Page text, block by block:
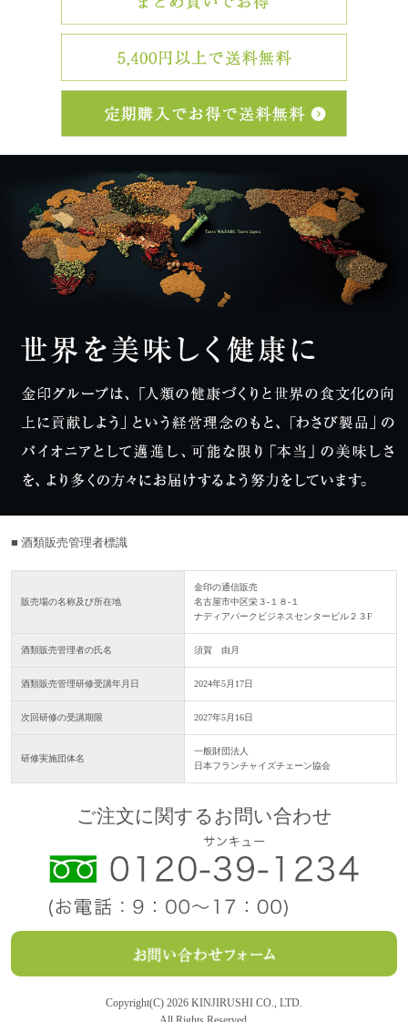
■ 酒類販売管理者標識
販売場の名称及び所在地
金印の通信販売
名古屋市中区栄３-１８-１
ナディアパークビジネスセンタービル２３F
酒類販売管理者の氏名 須賀 由月
酒類販売管理研修受講年月日 2024年5月17日
次回研修の受講期限 2027年5月16日
研修実施団体名
一般財団法人
日本フランチャイズチェーン協会
ご注文に関するお問い合わせ
Copyright(C) 2026 KINJIRUSHI CO., LTD.